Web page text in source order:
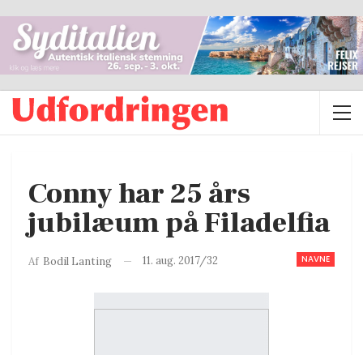
Conny har 25 års
jubilæum på Filadelfia
NAVNE
Af Bodil Lanting 11. aug. 2017/32